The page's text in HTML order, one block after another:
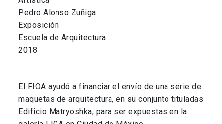
Pedro Alonso Zuñiga
Exposición
Escuela de Arquitectura
2018
El FIOA ayudó a financiar el envío de una serie de
maquetas de arquitectura, en su conjunto tituladas
Edificio Matryoshka, para ser expuestas en la